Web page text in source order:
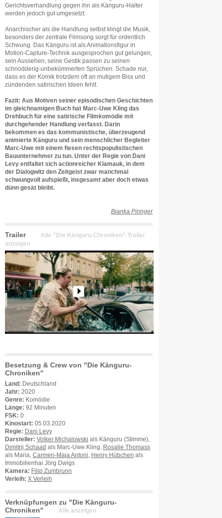
Gerichtsverhandlung gegen ihn als Känguru-Halter
werden jedoch gut umgesetzt.
Anarchischer als die Handlung selbst klingt die Musik,
besonders der zentrale Filmsong sorgt für ordentlich
Schwung. Das Känguru ist als Animationsfigur in
Motion-Capture-Technik ausgesprochen gut gelungen,
sein Aussehen, seine Gestik passen zu seinen
schnodderig-unbekümmerten Sprüchen. Schade nur,
dass es der Komik trotzdem oft an mutigem Biss und
zündenden satirischen Ideen fehlt.
Fazit: Aus Motiven seiner episodischen Geschichten
im gleichnamigen Buch hat Marc-Uwe Kling das
Drehbuch für eine satirische Filmkomödie mit
durchgehender Handlung verfasst. Darin
bekommen es das kommunistische, überzeugend
animierte Känguru und sein menschlicher Begleiter
Marc-Uwe mit einem fiesen rechtspopulistischen
Bauunternehmer zu tun. Unter der Regie von Dani
Levy entfaltet sich actionreicher Klamauk, in dem
der Dialogwitz den Zeitgeist zwar manchmal
schwungvoll aufspießt, insgesamt aber doch etwas
dünn gesät bleibt.
Bianka Piringer
Trailer
Alle "Die Känguru-Chroniken"-Trailer
anzeigen
Besetzung & Crew von "Die Känguru-
Chroniken"
Land: Deutschland
Jahr: 2020
Genre: Komödie
Länge: 92 Minuten
FSK: 0
Kinostart: 05.03.2020
Regie: Dani Levy
Darsteller: Volker Michalowski als Känguru (Stimme),
Dimitrij Schaad als Marc-Uwe Kling,
Rosalie Thomass
als Maria, Carmen-Maja Antoni Henry Hübchen als
Immobilienhai Jörg Dwigs
Kamera: Filip Zumbrunn
Verleih: X Verleih
Verknüpfungen zu "Die Känguru-
Chroniken"
Alle anzeigen